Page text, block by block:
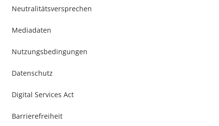
Neutralitätsversprechen
Mediadaten
Nutzungsbedingungen
Datenschutz
Digital Services Act
Barrierefreiheit